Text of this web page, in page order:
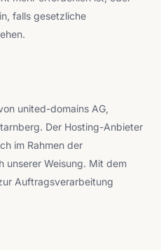
falls gesetzliche
united-domains AG,
Der Hosting-Anbieter
im Rahmen der
unserer Weisung. Mit dem
Auftragsverarbeitung